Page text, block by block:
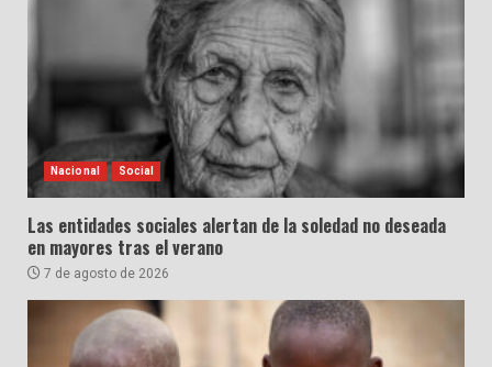
Nacional Social
Las entidades sociales alertan de la soledad no deseada
en mayores tras el verano
7 de agosto de 2026